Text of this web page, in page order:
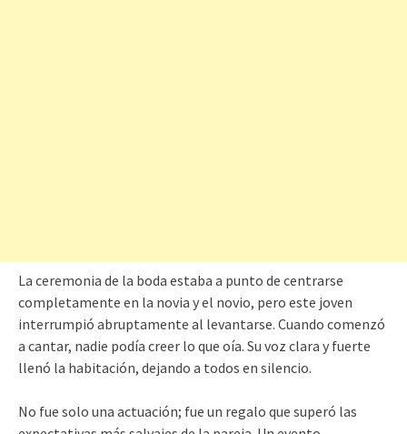
La ceremonia de la boda estaba a punto de centrarse
completamente en la novia y el novio, pero este joven
interrumpió abruptamente al levantarse. Cuando comenzó
a cantar, nadie podía creer lo que oía. Su voz clara y fuerte
llenó la habitación, dejando a todos en silencio.
No fue solo una actuación; fue un regalo que superó las